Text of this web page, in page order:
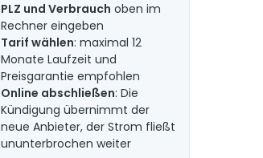
PLZ und Verbrauch oben im
Rechner eingeben
Tarif wählen: maximal 12
Monate Laufzeit und
Preisgarantie empfohlen
Online abschließen: Die
Kündigung übernimmt der
neue Anbieter, der Strom fließt
ununterbrochen weiter